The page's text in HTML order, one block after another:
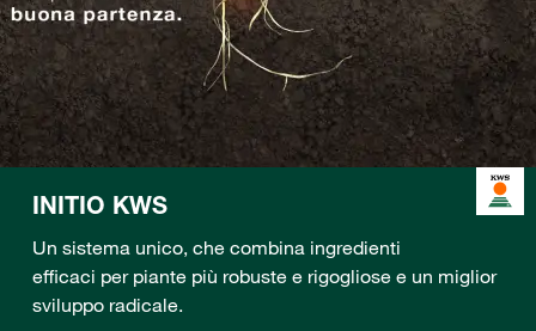
INITIO KWS
Un sistema unico, che combina ingredienti
efficaci per piante più robuste e rigogliose e un miglior
sviluppo radicale.